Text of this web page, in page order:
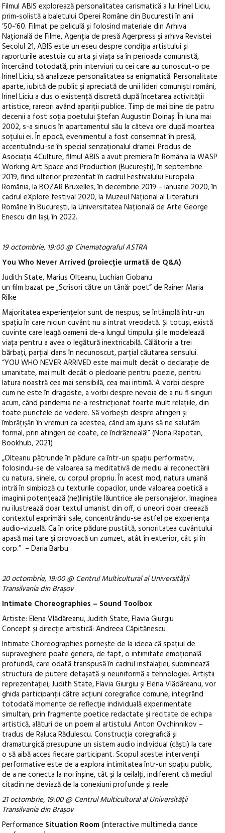
Filmul ABIS explorează personalitatea carismatică a lui Irinel Liciu,
prim-solistă a baletului Operei Române din Bucuresti în anii
’50-’60. Filmat pe peliculă și folosind materiale din Arhiva
Națională de Filme, Agenția de presă Agerpress și arhiva Revistei
Secolul 21, ABIS este un eseu despre condiția artistului și
raporturile acestuia cu arta și viața sa în perioada comunistă,
încercând totodată, prin interviuri cu cei care au cunoscut-o pe
Irinel Liciu, să analizeze personalitatea sa enigmatică. Personalitate
aparte, iubită de public și apreciată de unii lideri comuniști români,
Irinel Liciu a dus o existență discretă după încetarea activității
artistice, rareori având apariții publice. Timp de mai bine de patru
decenii a fost soția poetului Ștefan Augustin Doinaș. În luna mai
2002, s-a sinucis în apartamentul său la câteva ore după moartea
soțului ei. În epocă, evenimentul a fost consemnat în presă,
accentuându-se în special senzaționalul dramei. Produs de
Asociația 4Culture, filmul ABIS a avut premiera în România la WASP
Working Art Space and Production (București), în septembrie
2019, fiind ulterior prezentat în cadrul Festivalului Europalia
România, la BOZAR Bruxelles, în decembrie 2019 – ianuarie 2020, în
cadrul eXplore festival 2020, la Muzeul Național al Literaturii
Române în București, la Universitatea Națională de Arte George
Enescu din Iași, în 2022.
19 octombrie, 19:00 @ Cinematograful ASTRA
You Who Never Arrived (proiecție urmată de Q&A)
Judith State, Marius Olteanu, Luchian Ciobanu
un film bazat pe „Scrisori către un tânăr poet” de Rainer Maria
Rilke
Majoritatea experiențelor sunt de nespus; se întâmplă într-un
spațiu în care niciun cuvânt nu a intrat vreodată. Și totuși, există
cuvinte care leagă oamenii de-a lungul timpului și le modelează
viața pentru a avea o legătură inextricabilă. Călătoria a trei
bărbați, parțial dans în necunoscut, parțial căutarea sensului.
“YOU WHO NEVER ARRIVED este mai mult decât o declarație de
umanitate, mai mult decât o pledoarie pentru poezie, pentru
latura noastră cea mai sensibilă, cea mai intimă. A vorbi despre
cum ne este în dragoste, a vorbi despre nevoia de a nu fi singuri
acum, când pandemia ne-a restricționat foarte mult relațiile, din
toate punctele de vedere. Să vorbești despre atingeri și
îmbrățișări în vremuri ca acestea, când am ajuns să ne salutăm
formal, prin atingeri de coate, ce îndrăzneală!” (Nona Rapotan,
Bookhub, 2021)
„Olteanu pătrunde în pădure ca într-un spațiu performativ,
folosindu-se de valoarea sa meditativă de mediu al reconectării
cu natura, sinele, cu corpul propriu. În acest mod, natura umană
intră în simbioză cu texturile copacilor, unde valoarea poetică a
imaginii potențează (ne)liniștile lăuntrice ale personajelor. Imaginea
nu ilustrează doar textul umanist din off, ci uneori doar creează
contextul exprimării sale, concentrându-se astfel pe experiența
audio-vizuală. Ca în orice pădure pustiită, sonoritatea cuvântului
apasă mai tare și provoacă un zumzet, atât în exterior, cât și în
corp.” – Daria Barbu
20 octombrie, 19:00 @ Centrul Multicultural al Universității
Transilvania din Brașov
Intimate Choreographies – Sound Toolbox
Artiste: Elena Vlădăreanu, Judith State, Flavia Giurgiu
Concept și direcție artistică: Andreea Căpitănescu
Intimate Choreographies pornește de la ideea că spațiul de
supraveghere poate genera, de fapt, o intimitate emoțională
profundă, care odată transpusă în cadrul instalației, subminează
structura de putere detașată și neuniformă a tehnologiei. Artiștii
reprezentației, Judith State, Flavia Giurgiu și Elena Vlădăreanu, vor
ghida participanții către acțiuni coregrafice comune, integrând
totodată momente de reflecție individuală experimentate
simultan, prin fragmente poetice redactate și recitate de echipa
artistică, alături de un poem al artistului Anton Ovchinnikov –
tradus de Raluca Rădulescu. Construcția coregrafică și
dramaturgică presupune un sistem audio individual (căști) la care
o să aibă acces fiecare participant. Scopul acestei intervenții
performative este de a explora intimitatea într-un spațiu public,
de a ne conecta la noi înșine, cât și la ceilalți, indiferent că mediul
citadin ne deviază de la conexiuni profunde și reale.
21 octombrie, 19:00 @ Centrul Multicultural al Universității
Transilvania din Brașov
Performance Situation Room(interactive multimedia dance